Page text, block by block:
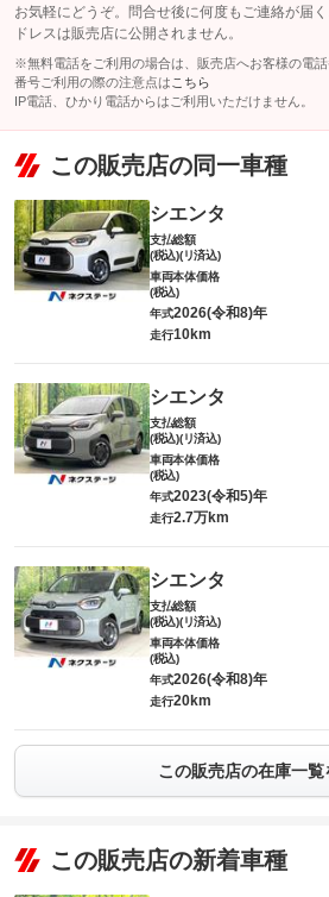
お気軽にどうぞ。問合せ後に何度もご連絡が届
ドレスは販売店に公開されません。
※無料電話をご利用の場合は、販売店へお客様の電
番号ご利用の際の注意点は こちら
IP電話、ひかり電話からはご利用いただけません。
この販売店の同一車種
シエンタ
支払総額
(税込)(リ済込)
車両本体価格
(税込)
年式2026(令和8)年
走行10km
シエンタ
支払総額
(税込)(リ済込)
車両本体価格
(税込)
年式2023(令和5)年
走行2.7万km
シエンタ
支払総額
(税込)(リ済込)
車両本体価格
(税込)
年式2026(令和8)年
走行20km
この販売店の在庫一覧
この販売店の新着車種